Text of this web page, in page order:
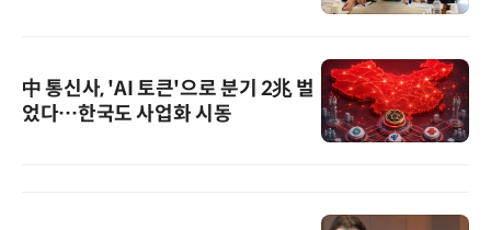
中 통신사, 'AI 토큰'으로 분기 2兆 벌
었다…한국도 사업화 시동